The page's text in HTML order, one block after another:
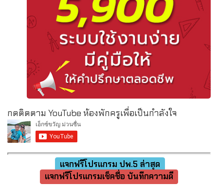
กดติดตาม YouTube ห้องพักครูเพื่อเป็นกำลังใจ
แจกฟรีโปรแกรม ปพ.5 ล่าสุด
แจกฟรีโปรแกรมเช็คชื่อ บันทึกความดี